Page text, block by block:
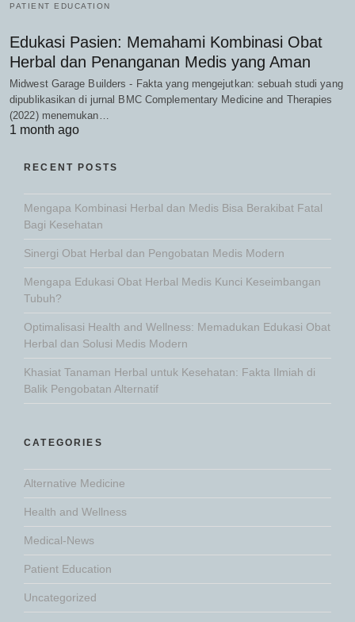
PATIENT EDUCATION
Edukasi Pasien: Memahami Kombinasi Obat
Herbal dan Penanganan Medis yang Aman
Midwest Garage Builders - Fakta yang mengejutkan: sebuah studi yang
dipublikasikan di jurnal BMC Complementary Medicine and Therapies
(2022) menemukan…
1 month ago
RECENT POSTS
Mengapa Kombinasi Herbal dan Medis Bisa Berakibat Fatal
Bagi Kesehatan
Sinergi Obat Herbal dan Pengobatan Medis Modern
Mengapa Edukasi Obat Herbal Medis Kunci Keseimbangan
Tubuh?
Optimalisasi Health and Wellness: Memadukan Edukasi Obat
Herbal dan Solusi Medis Modern
Khasiat Tanaman Herbal untuk Kesehatan: Fakta Ilmiah di
Balik Pengobatan Alternatif
CATEGORIES
Alternative Medicine
Health and Wellness
Medical-News
Patient Education
Uncategorized